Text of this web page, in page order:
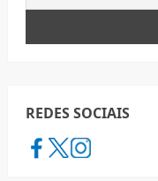
REDES SOCIAIS